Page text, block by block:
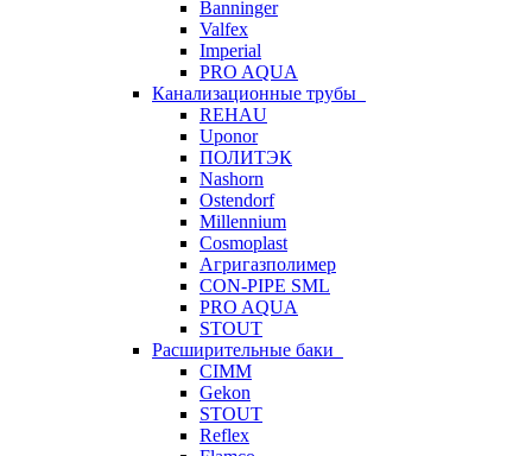
Banninger
Valfex
Imperial
PRO AQUA
Канализационные трубы
REHAU
Uponor
ПОЛИТЭК
Nashorn
Ostendorf
Millennium
Cosmoplast
Агригазполимер
CON-PIPE SML
PRO AQUA
STOUT
Расширительные баки
CIMM
Gekon
STOUT
Reflex